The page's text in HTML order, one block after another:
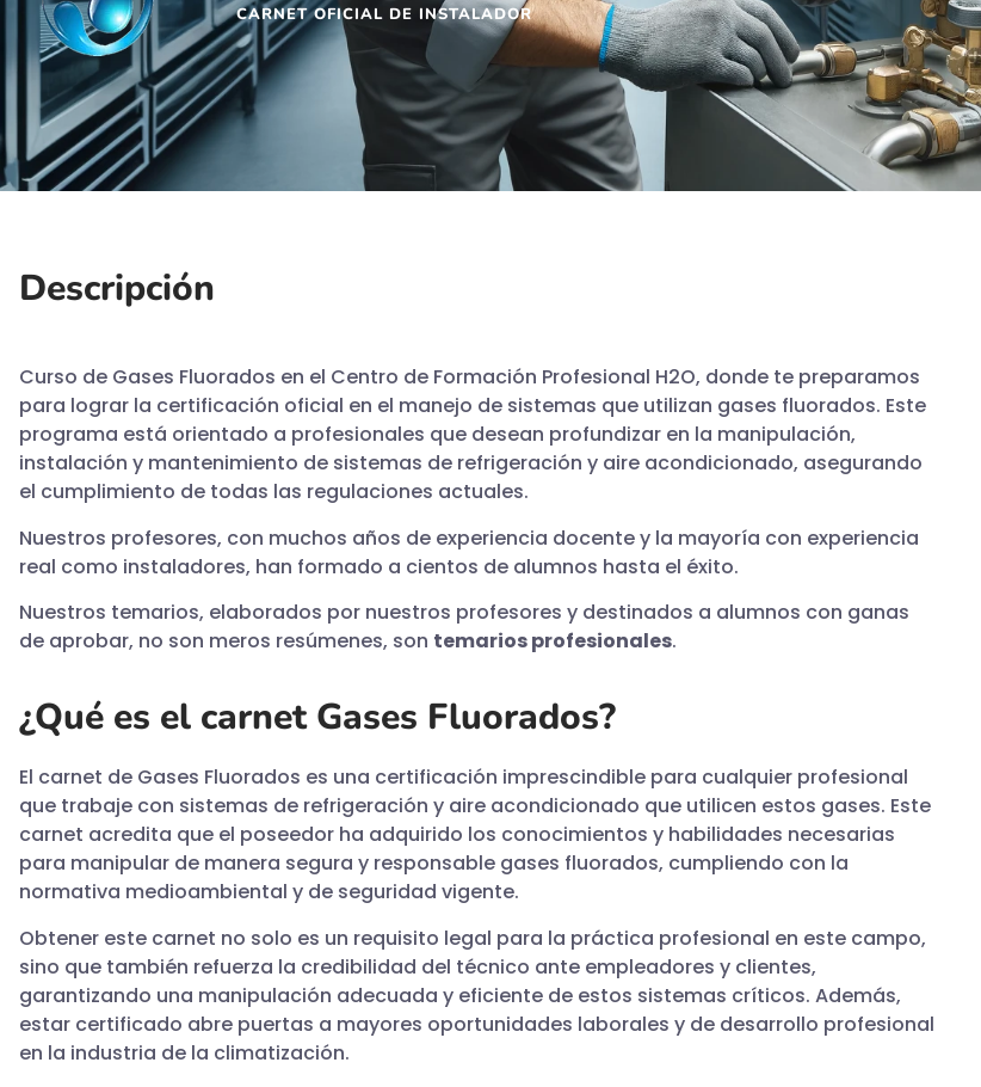
CARNET OFICIAL DE INSTALADOR
Descripción
Curso de Gases Fluorados en el Centro de Formación Profesional H2O, donde te preparamos
para lograr la certificación oficial en el manejo de sistemas que utilizan gases fluorados. Este
programa está orientado a profesionales que desean profundizar en la manipulación,
instalación y mantenimiento de sistemas de refrigeración y aire acondicionado, asegurando
el cumplimiento de todas las regulaciones actuales.
Nuestros profesores, con muchos años de experiencia docente y la mayoría con experiencia
real como instaladores, han formado a cientos de alumnos hasta el éxito.
Nuestros temarios, elaborados por nuestros profesores y destinados a alumnos con ganas
de aprobar, no son meros resúmenes, son temarios profesionales.
¿Qué es el carnet Gases Fluorados?
El carnet de Gases Fluorados es una certificación imprescindible para cualquier profesional
que trabaje con sistemas de refrigeración y aire acondicionado que utilicen estos gases. Este
carnet acredita que el poseedor ha adquirido los conocimientos y habilidades necesarias
para manipular de manera segura y responsable gases fluorados, cumpliendo con la
normativa medioambiental y de seguridad vigente.
Obtener este carnet no solo es un requisito legal para la práctica profesional en este campo,
sino que también refuerza la credibilidad del técnico ante empleadores y clientes,
garantizando una manipulación adecuada y eficiente de estos sistemas críticos. Además,
estar certificado abre puertas a mayores oportunidades laborales y de desarrollo profesional
en la industria de la climatización.